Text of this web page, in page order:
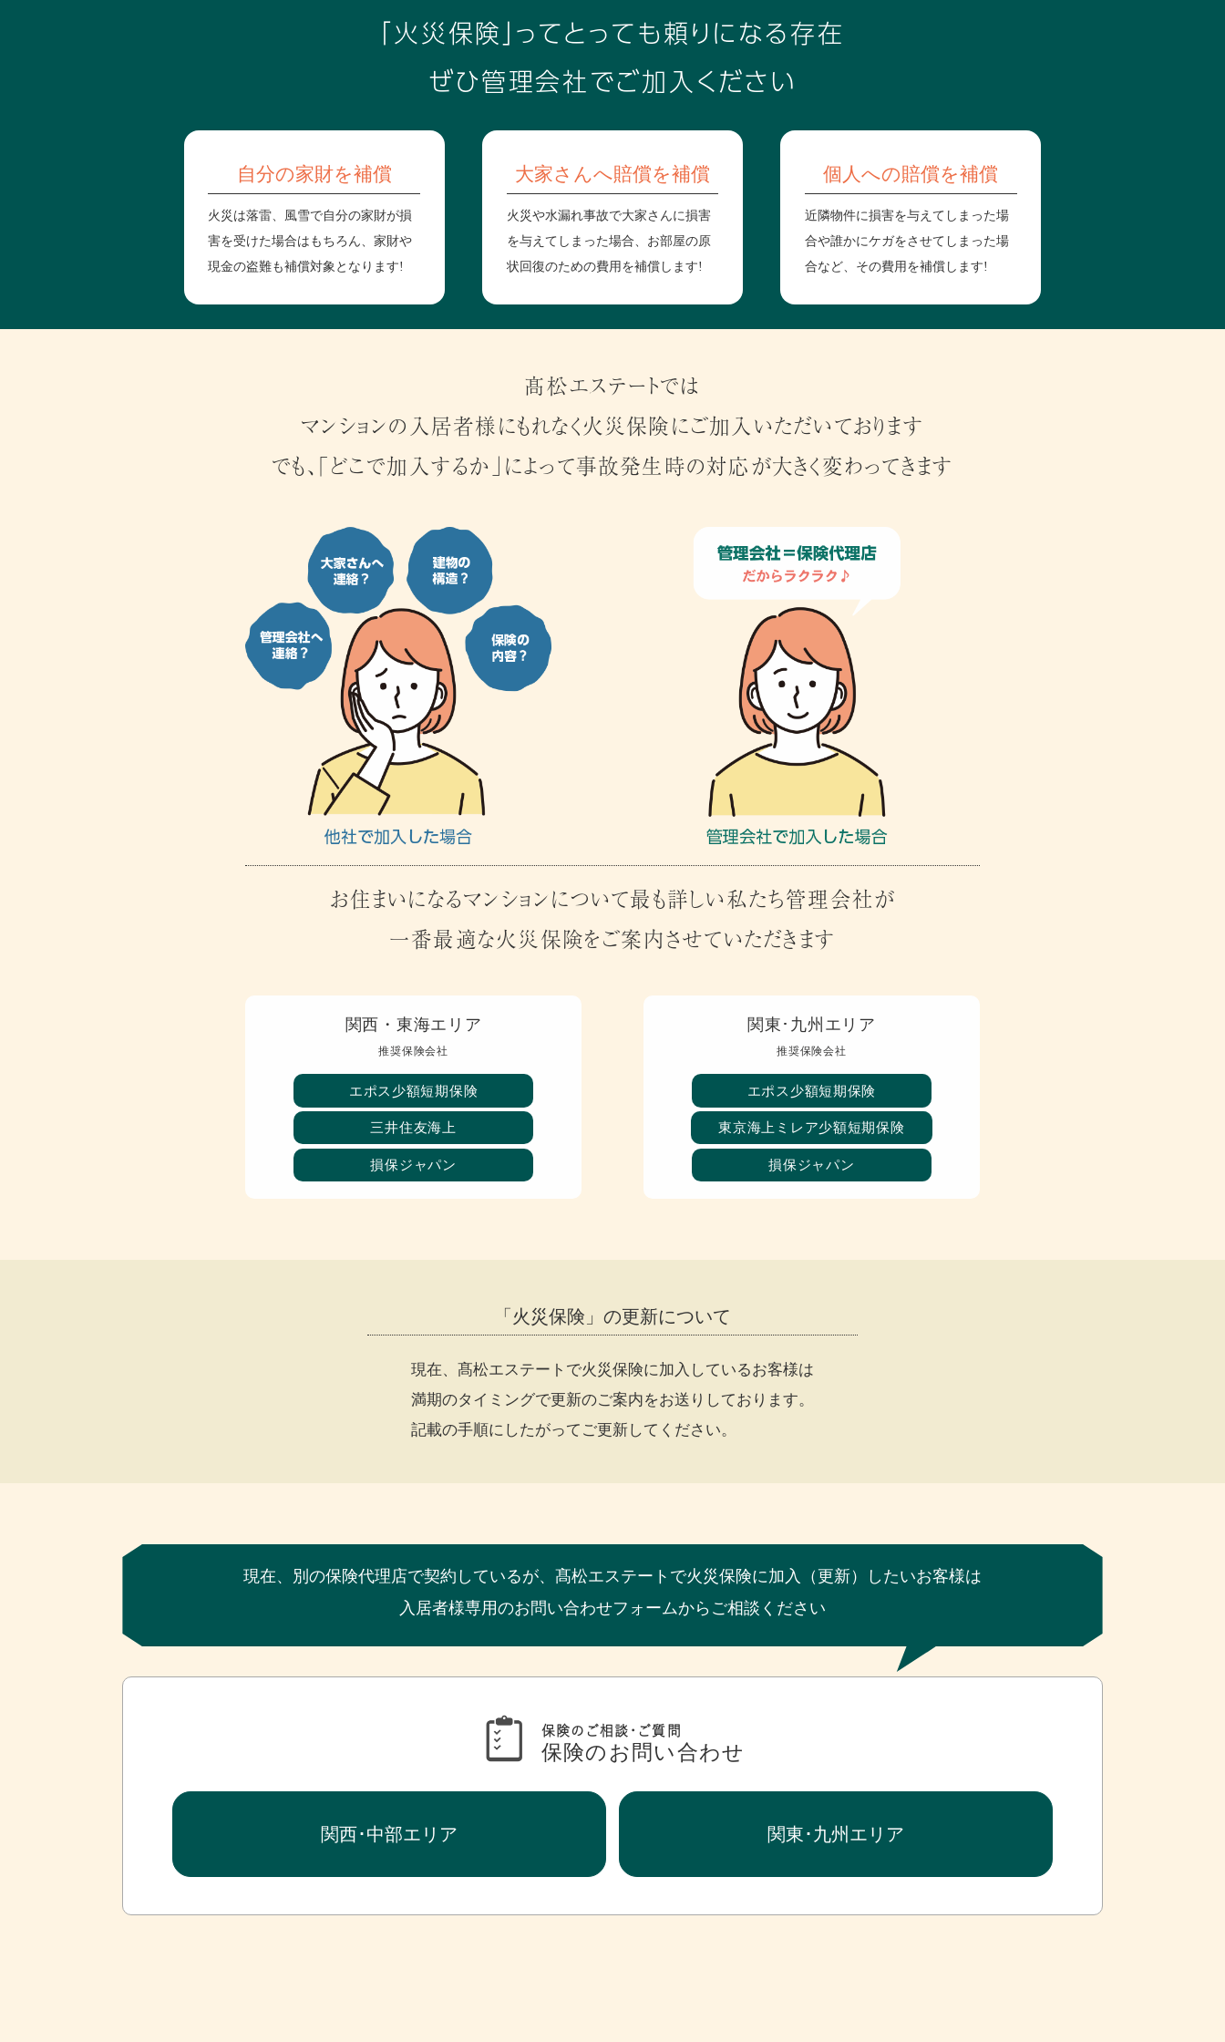
「火災保険」ってとっても頼りになる存在
ぜひ管理会社でご加入ください
自分の家財を補償
火災は落雷、風雪で自分の家財が損
害を受けた場合はもちろん、家財や
現金の盗難も補償対象となります!
大家さんへ賠償を補償
火災や水漏れ事故で大家さんに損害
を与えてしまった場合、お部屋の原
状回復のための費用を補償します!
個人への賠償を補償
近隣物件に損害を与えてしまった場
合や誰かにケガをさせてしまった場
合など、その費用を補償します!
髙松エステートでは
マンションの入居者様にもれなく火災保険にご加入いただいております
でも、「どこで加入するか」によって事故発生時の対応が大きく変わってきます
お住まいになるマンションについて最も詳しい私たち管理会社が
一番最適な火災保険をご案内させていただきます
関西・東海エリア
推奨保険会社
エポス少額短期保険
三井住友海上
損保ジャパン
関東･九州エリア
推奨保険会社
エポス少額短期保険
東京海上ミレア少額短期保険
損保ジャパン
「火災保険」の更新について
現在、髙松エステートで火災保険に加入しているお客様は
満期のタイミングで更新のご案内をお送りしております。
記載の手順にしたがってご更新してください。
現在、別の保険代理店で契約しているが、髙松エステートで火災保険に加入（更新）したいお客様は
入居者様専用のお問い合わせフォームからご相談ください
保険のご相談・ご質問
保険のお問い合わせ
関西･中部エリア 関東･九州エリア